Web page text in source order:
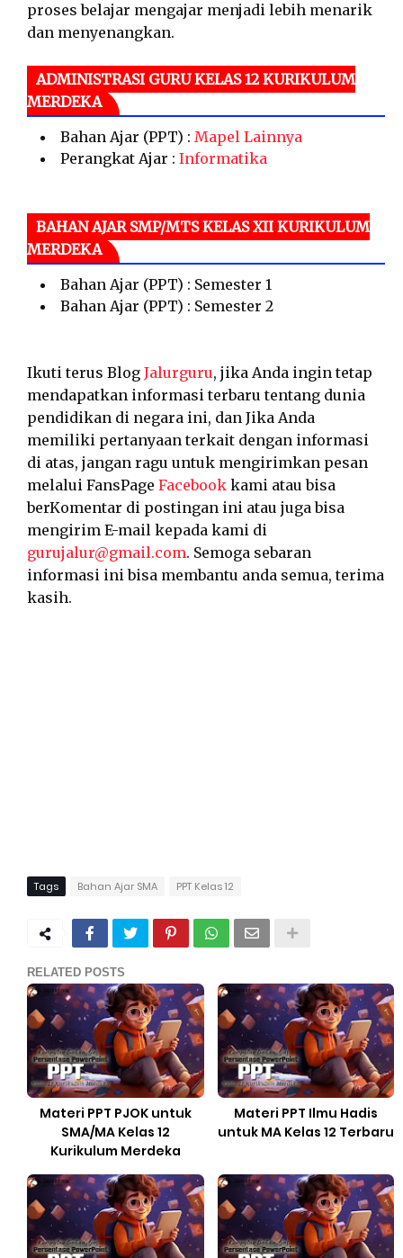
proses belajar mengajar menjadi lebih menarik
dan menyenangkan.
ADMINISTRASI GURU KELAS 12 KURIKULUM
MERDEKA
Bahan Ajar (PPT) : Mapel Lainnya
Perangkat Ajar : Informatika
BAHAN AJAR SMP/MTS KELAS XII KURIKULUM
MERDEKA
Bahan Ajar (PPT) : Semester 1
Bahan Ajar (PPT) : Semester 2
Ikuti terus Blog Jalurguru, jika Anda ingin tetap
mendapatkan informasi terbaru tentang dunia
pendidikan di negara ini, dan Jika Anda
memiliki pertanyaan terkait dengan informasi
di atas, jangan ragu untuk mengirimkan pesan
melalui FansPage Facebook kami atau bisa
berKomentar di postingan ini atau juga bisa
mengirim E-mail kepada kami di
gurujalur@gmail.com. Semoga sebaran
informasi ini bisa membantu anda semua, terima
kasih.
Tags Bahan Ajar SMA PPT Kelas 12
RELATED POSTS
Materi PPT PJOK untuk
SMA/MA Kelas 12
Kurikulum Merdeka
Materi PPT Ilmu Hadis
untuk MA Kelas 12 Terbaru